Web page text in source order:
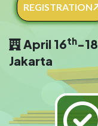
REGISTRATION
April 16th-18
Jakarta